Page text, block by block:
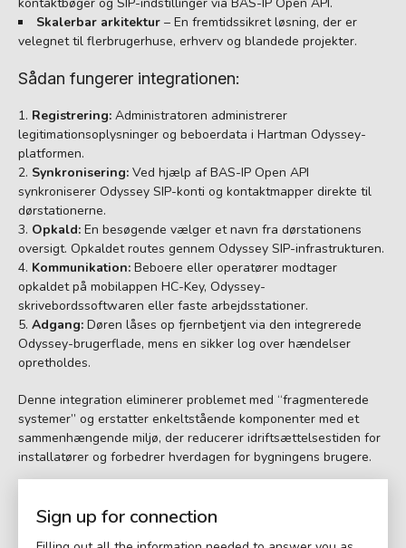
kontaktbøger og SIP-indstillinger via BAS-IP Open API.
Skalerbar arkitektur – En fremtidssikret løsning, der er
velegnet til flerbrugerhuse, erhverv og blandede projekter.
Sådan fungerer integrationen:
Registrering: Administratoren administrerer
legitimationsoplysninger og beboerdata i Hartman Odyssey-
platformen.
Synkronisering: Ved hjælp af BAS-IP Open API
synkroniserer Odyssey SIP-konti og kontaktmapper direkte til
dørstationerne.
Opkald: En besøgende vælger et navn fra dørstationens
oversigt. Opkaldet routes gennem Odyssey SIP-infrastrukturen.
Kommunikation: Beboere eller operatører modtager
opkaldet på mobilappen HC-Key, Odyssey-
skrivebordssoftwaren eller faste arbejdsstationer.
Adgang: Døren låses op fjernbetjent via den integrerede
Odyssey-brugerflade, mens en sikker log over hændelser
opretholdes.
Denne integration eliminerer problemet med “fragmenterede
systemer” og erstatter enkeltstående komponenter med et
sammenhængende miljø, der reducerer idriftsættelsestiden for
installatører og forbedrer hverdagen for bygningens brugere.
Sign up for connection